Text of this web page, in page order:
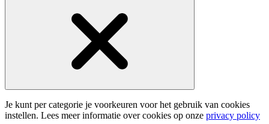
Je kunt per categorie je voorkeuren voor het gebruik van cookies
instellen. Lees meer informatie over cookies op onze privacy policy